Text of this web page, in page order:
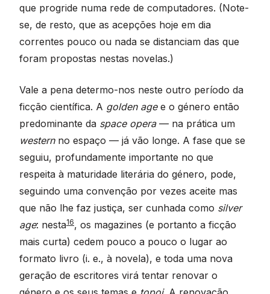
que progride numa rede de computadores. (Note-
se, de resto, que as acepções hoje em dia
correntes pouco ou nada se distanciam das que
foram propostas nestas novelas.)
Vale a pena determo-nos neste outro período da
ficção científica. A golden agee o género então
predominante da space opera— na prática um
westernno espaço — já vão longe. A fase que se
seguiu, profundamente importante no que
respeita à maturidade literária do género, pode,
seguindo uma convenção por vezes aceite mas
que não lhe faz justiça, ser cunhada como silver
age: nesta16, os magazines (e portanto a ficção
mais curta) cedem pouco a pouco o lugar ao
formato livro (i. e., à novela), e toda uma nova
geração de escritores virá tentar renovar o